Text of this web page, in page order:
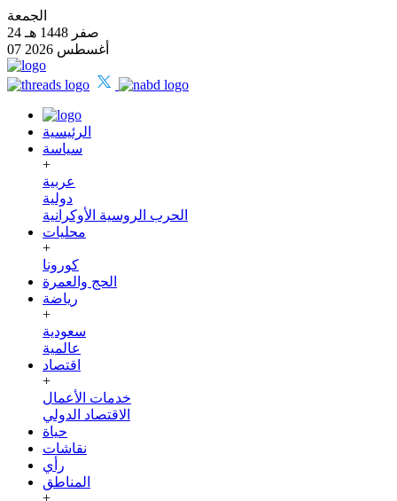
الجمعة
24 صفر 1448 هـ
07 أغسطس 2026
الرئيسية
سياسة
+
عربية
دولية
الحرب الروسية الأوكرانية
محليات
+
كورونا
الحج والعمرة
رياضة
+
سعودية
عالمية
اقتصاد
+
خدمات الأعمال
الاقتصاد الدولي
حياة
نقاشات
رأي
المناطق